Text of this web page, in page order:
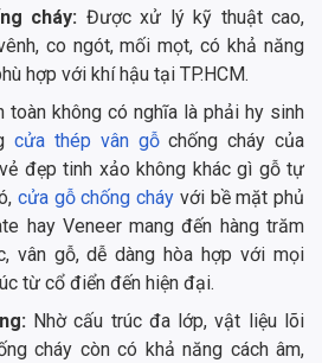
cháy: Được xử lý kỹ thuật cao,
co ngót, mối mọt, có khả năng
hợp với khí hậu tại TP.HCM.
toàn không có nghĩa là phải hy sinh
cửa thép vân gỗchống cháy của
đẹp tinh xảo không khác gì gỗ tự
cửa gỗ chống cháy với bề mặt phủ
hay Veneer mang đến hàng trăm
vân gỗ, dễ dàng hòa hợp với mọi
từ cổ điển đến hiện đại.
Nhờ cấu trúc đa lớp, vật liệu lõi
cháy còn có khả năng cách âm,